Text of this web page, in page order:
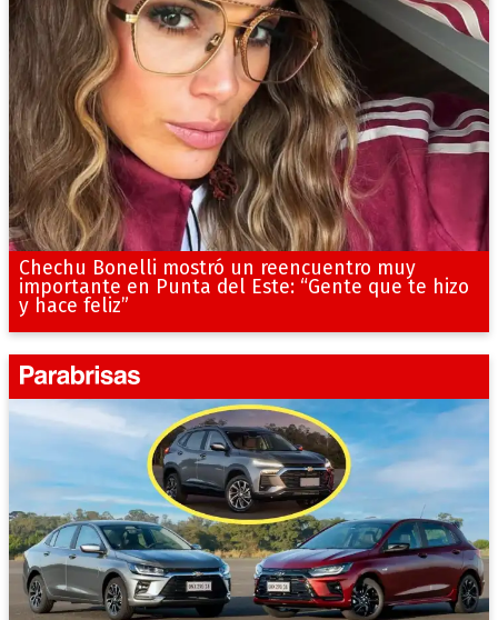
Chechu Bonelli mostró un reencuentro muy
importante en Punta del Este: “Gente que te hizo
y hace feliz”